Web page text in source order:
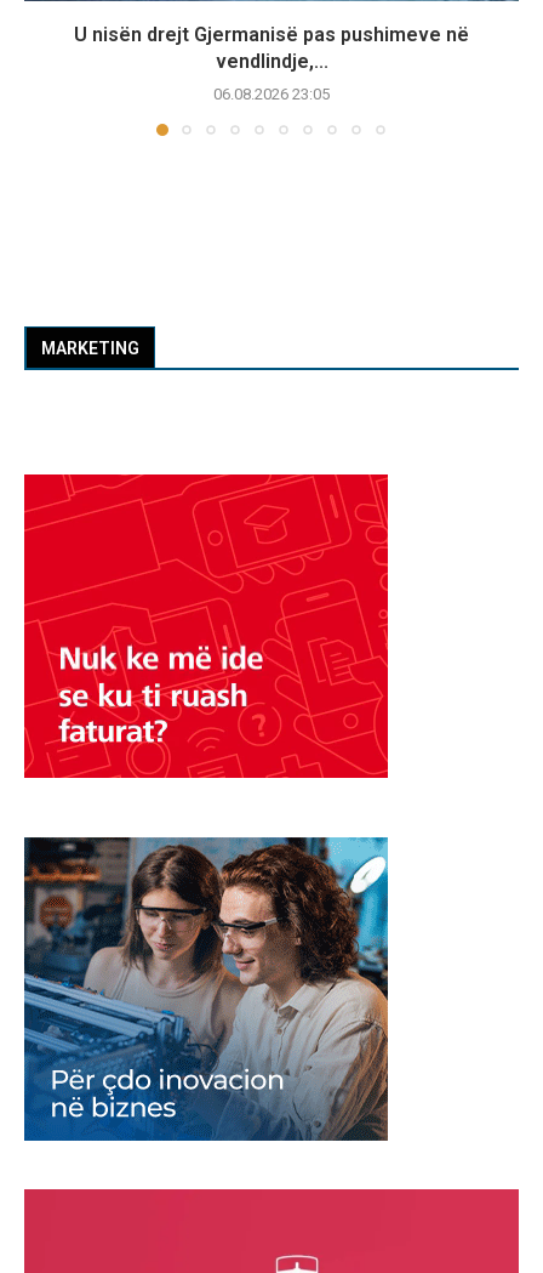
U nisën drejt Gjermanisë pas pushimeve në
vendlindje,...
06.08.2026 23:05
MARKETING